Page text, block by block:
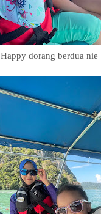
Happy dorang berdua nie